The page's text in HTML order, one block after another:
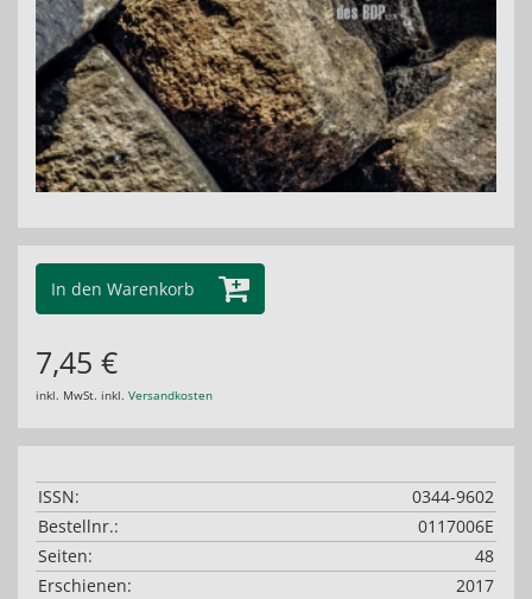
In den Warenkorb
7,45 €
inkl. MwSt. inkl. Versandkosten
ISSN:
0344-9602
Bestellnr.:
0117006E
Seiten:
48
Erschienen:
2017